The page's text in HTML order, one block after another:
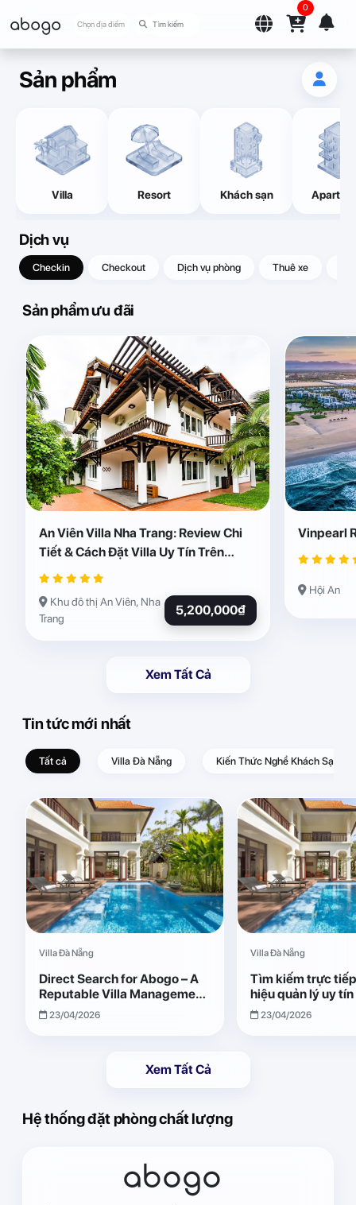
abogo Chọn địa điểm
0
Sản phẩm
Villa Resort Khách sạn
Dịch vụ
Checkin Checkout Dịch vụ phòng Thuê xe
Sản phẩm ưu đãi
An Viên Villa Nha Trang: Review Chi
Tiết & Cách Đặt Villa Uy Tín Trên
Abogo
Khu đô thị An Viên, Nha
Trang
5,200,000₫
Vinpearl
Hội An
Xem Tất Cả
Tin tức mới nhất
Tất cả Villa Đà Nẵng Kiến Thức Nghề Khách Sạn –
Villa Đà Nẵng
Direct Search for Abogo – A
Reputable Villa Management
Brand with Transparent and
Effective Operations
23/04/2026
Villa Đà Nẵng
Tìm kiếm trực
hiệu quản lý uy
Giải pháp vận
quả, minh bạch
23/04/2026
Xem Tất Cả
Hệ thống đặt phòng chất lượng
abogo